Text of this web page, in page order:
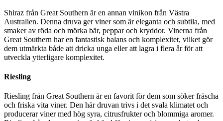
Shiraz från Great Southern är en annan vinikon från Västra
Australien. Denna druva ger viner som är eleganta och subtila, med
smaker av röda och mörka bär, peppar och kryddor. Vinerna från
Great Southern har en fantastisk balans och komplexitet, vilket gör
dem utmärkta både att dricka unga eller att lagra i flera år för att
utveckla ytterligare komplexitet.
Riesling
Riesling från Great Southern är en favorit för dem som söker fräscha
och friska vita viner. Den här druvan trivs i det svala klimatet och
producerar viner med hög syra, citrusfrukter och blommiga aromer.